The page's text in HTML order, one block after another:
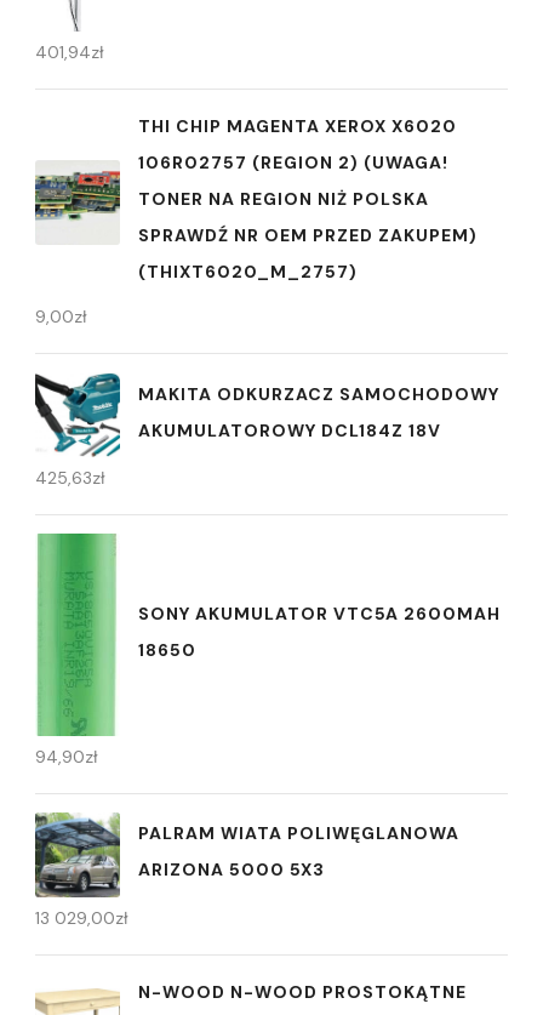
401,94zł
THI CHIP MAGENTA XEROX X6020
106R02757 (REGION 2) (UWAGA!
TONER NA REGION NIŻ POLSKA
SPRAWDŹ NR OEM PRZED ZAKUPEM)
(THIXT6020_M_2757)
9,00zł
MAKITA ODKURZACZ SAMOCHODOWY
AKUMULATOROWY DCL184Z 18V
425,63zł
SONY AKUMULATOR VTC5A 2600MAH
18650
94,90zł
PALRAM WIATA POLIWĘGLANOWA
ARIZONA 5000 5X3
13 029,00zł
N-WOOD N-WOOD PROSTOKĄTNE